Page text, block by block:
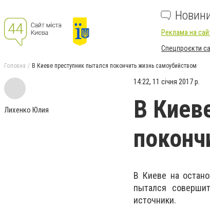
Реклама на
Спецпроєкти
Головна В Киеве преступник пытался покончить жизнь самоубийством
Лихенко Юлия
14:22, 11 січня 2017 р.
В
В Киеве на
пытался
источники.